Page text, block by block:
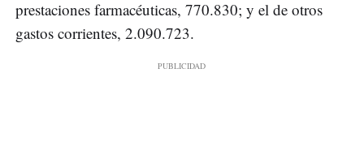
prestaciones farmacéuticas, 770.830; y el de otros
gastos corrientes, 2.090.723.